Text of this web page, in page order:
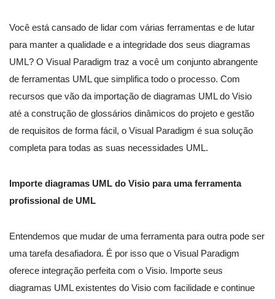
Você está cansado de lidar com várias ferramentas e de lutar
para manter a qualidade e a integridade dos seus diagramas
UML? O Visual Paradigm traz a você um conjunto abrangente
de ferramentas UML que simplifica todo o processo. Com
recursos que vão da importação de diagramas UML do Visio
até a construção de glossários dinâmicos do projeto e gestão
de requisitos de forma fácil, o Visual Paradigm é sua solução
completa para todas as suas necessidades UML.
Importe diagramas UML do Visio para uma ferramenta
profissional de UML
Entendemos que mudar de uma ferramenta para outra pode ser
uma tarefa desafiadora. É por isso que o Visual Paradigm
oferece integração perfeita com o Visio. Importe seus
diagramas UML existentes do Visio com facilidade e continue